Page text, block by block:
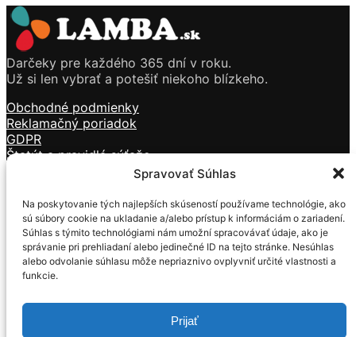
Spravovať Súhlas
Na poskytovanie tých najlepších skúseností používame technológie, ako
sú súbory cookie na ukladanie a/alebo prístup k informáciám o zariadení.
Súhlas s týmito technológiami nám umožní spracovávať údaje, ako je
správanie pri prehliadaní alebo jedinečné ID na tejto stránke. Nesúhlas
alebo odvolanie súhlasu môže nepriaznivo ovplyvniť určité vlastnosti a
funkcie.
Prijať
Darčeky pre každého 365 dní v roku.
Už si len vybrať a potešiť niekoho blízkeho.
Obchodné podmienky
Reklamačný poriadok
GDPR
Štatút a pravidlá súťaže
Sviečky
Kozmetika
Vône
Tečúci dym
Darčekové predmety
Formulár na ODSTÚPENIE OD ZMLUVY